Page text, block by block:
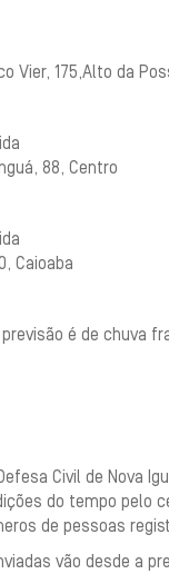
Vier, 175,Alto da
88, Centro
Caioaba
é de chuva
Civil de Nova
do tempo pelo
de pessoas
vão desde a